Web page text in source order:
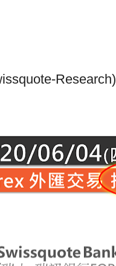
Research)